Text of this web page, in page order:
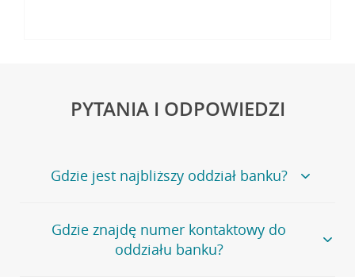
PYTANIA I ODPOWIEDZI
Gdzie jest najbliższy oddział banku?
Jeśli szukasz oddziału naszego banku, zapraszamy na
stronęPlacówki i bankomaty, na której znajduje się
wygodna wyszukiwarka.
Gdzie znajdę numer kontaktowy do
oddziału banku?